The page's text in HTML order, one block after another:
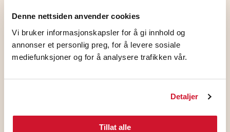
Denne nettsiden anvender cookies
Vi bruker informasjonskapsler for å gi innhold og
annonser et personlig preg, for å levere sosiale
mediefunksjoner og for å analysere trafikken vår.
Detaljer
Tillat alle